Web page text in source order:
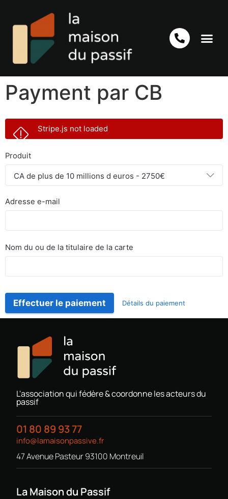
Payment par CB
Stripe.js not loaded
Produit
CA de plus de 10 millions d euros - 2750€
Adresse e-mail
Nom du ou de la titulaire de la carte
Effectuer le paiement Détails du paiement
L'association qui fédère & coordonne les acteurs du
passif
01 80 89 93 77
info@lamaisonpassive.fr
47 Avenue Pasteur 93100 Montreuil
La Maison du Passif